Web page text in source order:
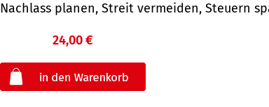
Nachlass planen, Streit vermeiden, Steuern
24,00 €